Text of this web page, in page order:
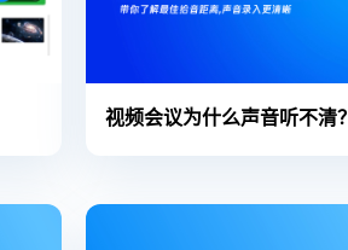
视频会议为什么声音听不清？